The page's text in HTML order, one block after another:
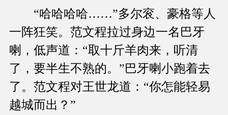
“哈哈哈哈……”多尔衮、豪格等人
一阵狂笑。范文程拉过身边一名巴牙
喇，低声道：“取十斤羊肉来，听清
了，要半生不熟的。”巴牙喇小跑着去
了。范文程对王世龙道：“你怎能轻易
越城而出？”